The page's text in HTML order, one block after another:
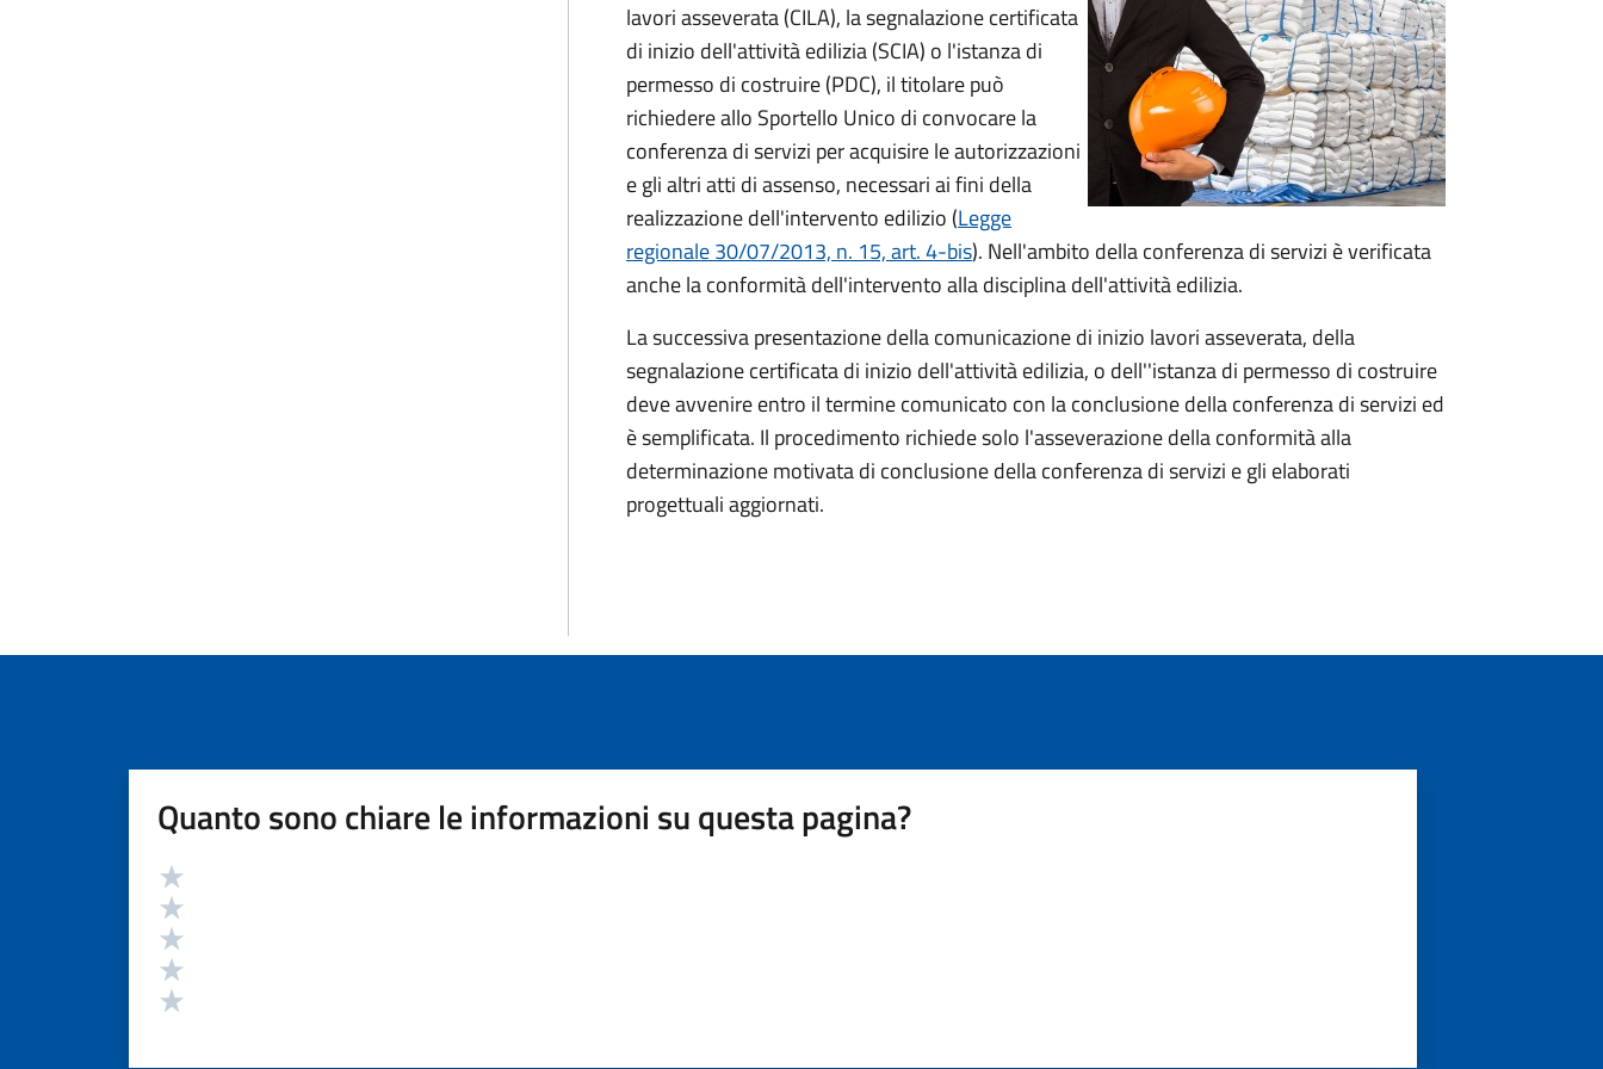
lavori asseverata (CILA), la segnalazione certificata
di inizio dell'attività edilizia (SCIA) o l'istanza di
permesso di costruire (PDC), il titolare può
richiedere allo Sportello Unico di convocare la
conferenza di servizi per acquisire le autorizzazioni
e gli altri atti di assenso, necessari ai fini della
realizzazione dell'intervento edilizio (Legge
regionale 30/07/2013, n. 15, art. 4-bis). Nell'ambito della conferenza di servizi è verificata
anche la conformità dell'intervento alla disciplina dell'attività edilizia.
La successiva presentazione della comunicazione di inizio lavori asseverata, della
segnalazione certificata di inizio dell'attività edilizia, o dell''istanza di permesso di costruire
deve avvenire entro il termine comunicato con la conclusione della conferenza di servizi ed
è semplificata. Il procedimento richiede solo l'asseverazione della conformità alla
determinazione motivata di conclusione della conferenza di servizi e gli elaborati
progettuali aggiornati.
Quanto sono chiare le informazioni su questa pagina?
Valutazione